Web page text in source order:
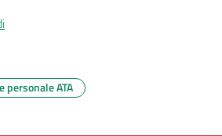
personale ATA